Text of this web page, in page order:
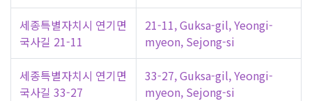
세종특별자치시 연기면
국사길 21-11
21-11, Guksa-gil, Yeongi-
myeon, Sejong-si
세종특별자치시 연기면
국사길 33-27
33-27, Guksa-gil, Yeongi-
myeon, Sejong-si